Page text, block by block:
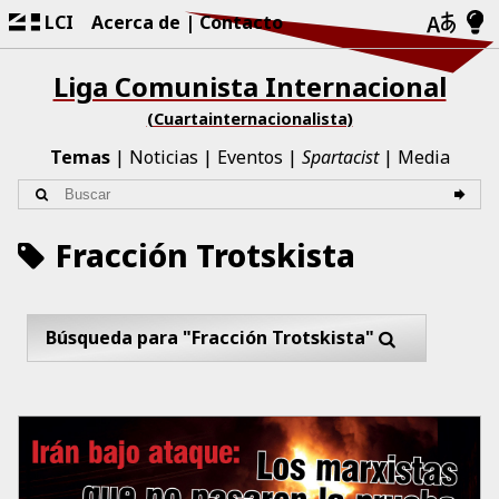
LCI Acerca de Contacto
Liga Comunista Internacional
(Cuartainternacionalista)
Temas Noticias Eventos Spartacist Media
Fracción Trotskista
Búsqueda para "Fracción Trotskista"